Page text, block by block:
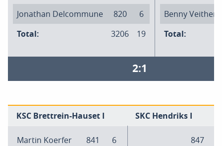
Jonathan Delcommune
820
6
Total:
3206 19
Benny Veithen
Total:
2:1
KSC Brettrein-Hauset I SKC Hendriks I
Martin Koerfer 841
6
847